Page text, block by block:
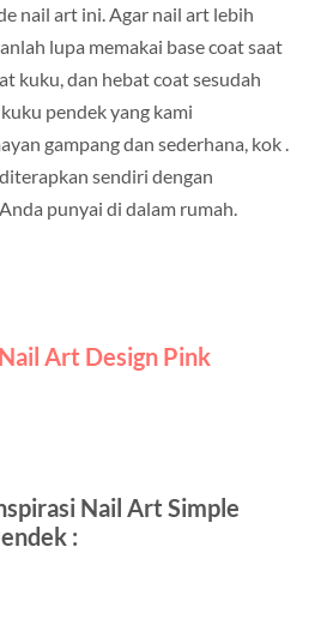
nail art ini. Agar nail art lebih
lupa memakai base coat saat
kuku, dan hebat coat sesudah
pendek yang kami
gampang dan sederhana, kok .
sendiri dengan
punyai di dalam rumah.
Art Design Pink
Nail Art Simple
: